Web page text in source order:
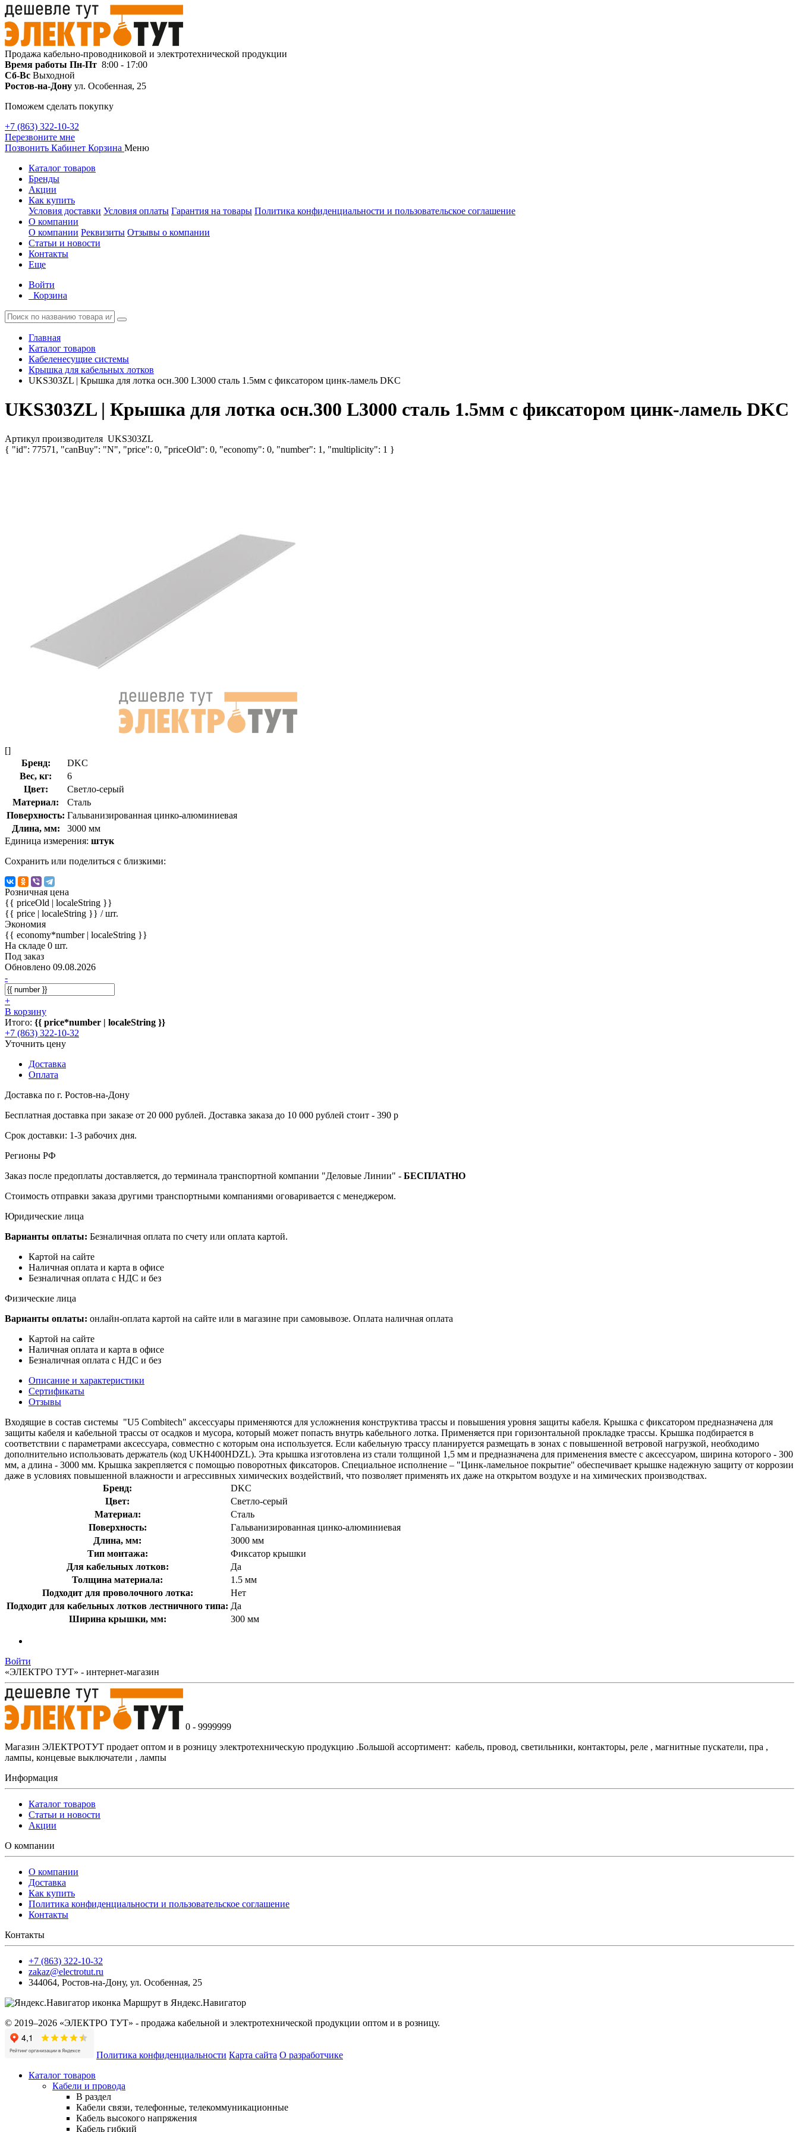
Продажа кабельно-проводниковой и электротехнической продукции
Время работы Пн-Пт 8:00 - 17:00
Сб-Вс Выходной
Ростов-на-Дону ул. Особенная, 25
Поможем сделать покупку
+7 (863) 322-10-32
Перезвоните мне
Позвонить Кабинет Корзина Меню
Каталог товаров
Бренды
Акции
Как купить
Условия доставки Условия оплаты Гарантия на товары Политика конфиденциальности и пользовательское соглашение
О компании
О компании Реквизиты Отзывы о компании
Статьи и новости
Контакты
Еще
Войти
Корзина
Главная
Каталог товаров
Кабеленесущие системы
Крышка для кабельных лотков
UKS303ZL | Крышка для лотка осн.300 L3000 сталь 1.5мм с фиксатором цинк-ламель DKC
UKS303ZL | Крышка для лотка осн.300 L3000 сталь 1.5мм с фиксатором цинк-ламель DKC
Артикул производителя UKS303ZL
{ "id": 77571, "canBuy": "N", "price": 0, "priceOld": 0, "economy": 0, "number": 1, "multiplicity": 1 }
[]
Бренд:
DKC
Вес, кг:
6
Цвет:
Светло-серый
Материал:
Сталь
Поверхность: Гальванизированная цинко-алюминиевая
Длина, мм:
3000 мм
Единица измерения: штук
Сохранить или поделиться с близкими:
Розничная цена
{{ priceOld | localeString }}
{{ price | localeString }} / шт.
Экономия
{{ economy*number | localeString }}
На складе 0 шт.
Под заказ
Обновлено 09.08.2026
-
+
В корзину
Итого: {{ price*number | localeString }}
+7 (863) 322-10-32
Уточнить цену
Доставка
Оплата
Доставка по г. Ростов-на-Дону
Бесплатная доставка при заказе от 20 000 рублей. Доставка заказа до 10 000 рублей стоит - 390 р
Срок доставки: 1-3 рабочих дня.
Регионы РФ
Заказ после предоплаты доставляется, до терминала транспортной компании "Деловые Линии" - БЕСПЛАТНО
Стоимость отправки заказа другими транспортными компаниями оговаривается с менеджером.
Юридические лица
Варианты оплаты: Безналичная оплата по счету или оплата картой.
Картой на сайте
Наличная оплата и карта в офисе
Безналичная оплата с НДС и без
Физические лица
Варианты оплаты: онлайн-оплата картой на сайте или в магазине при самовывозе. Оплата наличная оплата
Картой на сайте
Наличная оплата и карта в офисе
Безналичная оплата с НДС и без
Описание и характеристики
Сертификаты
Отзывы
Входящие в состав системы "U5 Combitech" аксессуары применяются для усложнения конструктива трассы и повышения уровня защиты кабеля. Крышка с фиксатором предназначена для
защиты кабеля и кабельной трассы от осадков и мусора, который может попасть внутрь кабельного лотка. Применяется при горизонтальной прокладке трассы. Крышка подбирается в
соответствии с параметрами аксессуара, совместно с которым она используется. Если кабельную трассу планируется размещать в зонах с повышенной ветровой нагрузкой, необходимо
дополнительно использовать держатель (код UKH400HDZL). Эта крышка изготовлена из стали толщиной 1,5 мм и предназначена для применения вместе с аксессуаром, ширина которого - 300
мм, а длина - 3000 мм. Крышка закрепляется с помощью поворотных фиксаторов. Специальное исполнение – "Цинк-ламельное покрытие" обеспечивает крышке надежную защиту от коррозии
даже в условиях повышенной влажности и агрессивных химических воздействий, что позволяет применять их даже на открытом воздухе и на химических производствах.
Бренд:
DKC
Цвет:
Светло-серый
Материал:
Сталь
Поверхность:
Гальванизированная цинко-алюминиевая
Длина, мм:
3000 мм
Тип монтажа:
Фиксатор крышки
Для кабельных лотков:
Да
Толщина материала:
1.5 мм
Подходит для проволочного лотка:
Нет
Подходит для кабельных лотков лестничного типа: Да
Ширина крышки, мм:
300 мм
Войти
«ЭЛЕКТРО ТУТ» - интернет-магазин
0 - 9999999
Магазин ЭЛЕКТРОТУТ продает оптом и в розницу электротехническую продукцию .Большой ассортимент: кабель, провод, светильники, контакторы, реле , магнитные пускатели, пра ,
лампы, концевые выключатели , лампы
Информация
Каталог товаров
Статьи и новости
Акции
О компании
О компании
Доставка
Как купить
Политика конфиденциальности и пользовательское соглашение
Контакты
Контакты
+7 (863) 322-10-32
zakaz@electrotut.ru
344064, Ростов-на-Дону, ул. Особенная, 25
Маршрут в Яндекс.Навигатор
© 2019–2026 «ЭЛЕКТРО ТУТ» - продажа кабельной и электротехнической продукции оптом и в розницу.
Политика конфиденциальности Карта сайта О разработчике
Каталог товаров
Кабели и провода
В раздел
Кабели связи, телефонные, телекоммуникационные
Кабель высокого напряжения
Кабель гибкий